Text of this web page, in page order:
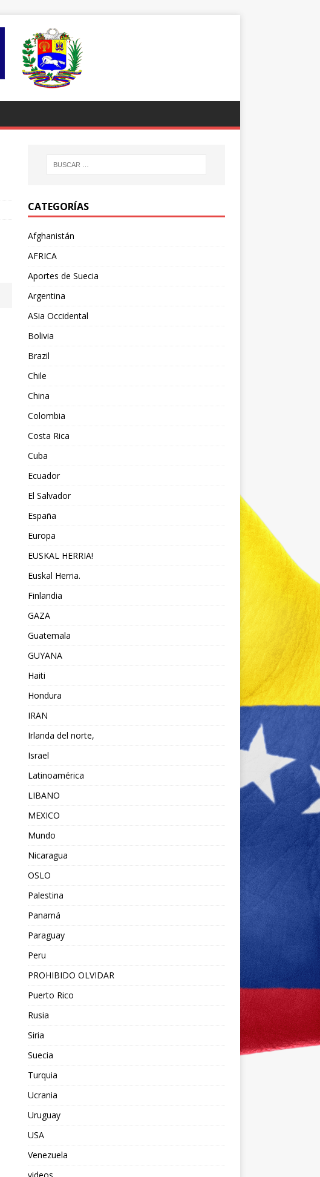
CATEGORÍAS
Afghanistán
AFRICA
Aportes de Suecia
Argentina
ASia Occidental
Bolivia
Brazil
Chile
China
Colombia
Costa Rica
Cuba
Ecuador
El Salvador
España
Europa
EUSKAL HERRIA!
Euskal Herria.
Finlandia
GAZA
Guatemala
GUYANA
Haiti
Hondura
IRAN
Irlanda del norte,
Israel
Latinoamérica
LIBANO
MEXICO
Mundo
Nicaragua
OSLO
Palestina
Panamá
Paraguay
Peru
PROHIBIDO OLVIDAR
Puerto Rico
Rusia
Siria
Suecia
Turquia
Ucrania
Uruguay
USA
Venezuela
videos